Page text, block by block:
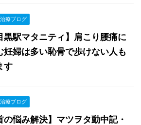
療ブログ
黒駅マタニティ】肩こり腰痛に
妊婦は多い恥骨で歩けない人も
す
療ブログ
の悩み解決】マツヲタ動中記・